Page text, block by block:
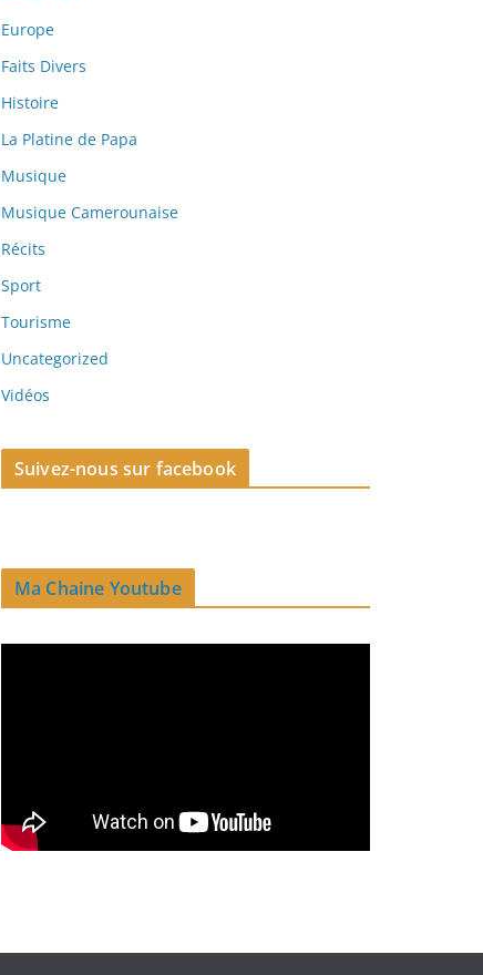
Europe
Faits Divers
Histoire
La Platine de Papa
Musique
Musique Camerounaise
Récits
Sport
Tourisme
Uncategorized
Vidéos
Suivez-nous sur facebook
Ma Chaine Youtube